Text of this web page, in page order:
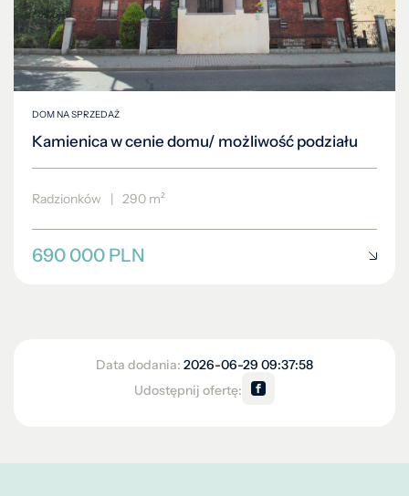
DOM NA SPRZEDAŻ
Kamienica w cenie domu/ możliwość podziału
Radzionków | 290 m²
690 000 PLN
Data dodania: 2026-06-29 09:37:58
Udostępnij ofertę: